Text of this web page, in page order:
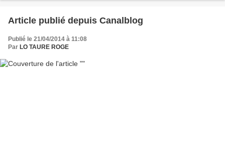
Article publié depuis Canalblog
Publié le 21/04/2014 à 11:08
Par LO TAURE ROGE